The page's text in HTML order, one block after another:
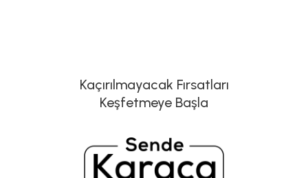
Kaçırılmayacak Fırsatları
Keşfetmeye Başla